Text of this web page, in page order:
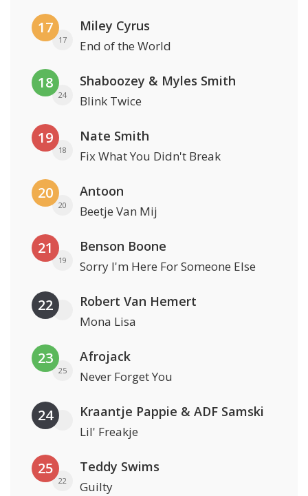
17
17
Miley Cyrus
End of the World
18
24
Shaboozey & Myles Smith
Blink Twice
19
18
Nate Smith
Fix What You Didn't Break
20
20
Antoon
Beetje Van Mij
21
19
Benson Boone
Sorry I'm Here For Someone Else
22 Robert Van Hemert
Mona Lisa
23
25
Afrojack
Never Forget You
24 Kraantje Pappie & ADF Samski
Lil' Freakje
25
22
Teddy Swims
Guilty